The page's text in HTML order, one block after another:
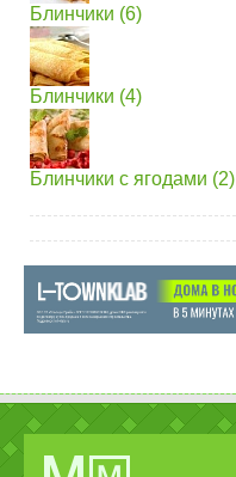
Блинчики (6)
Блинчики (4)
Блинчики с ягодами (2)